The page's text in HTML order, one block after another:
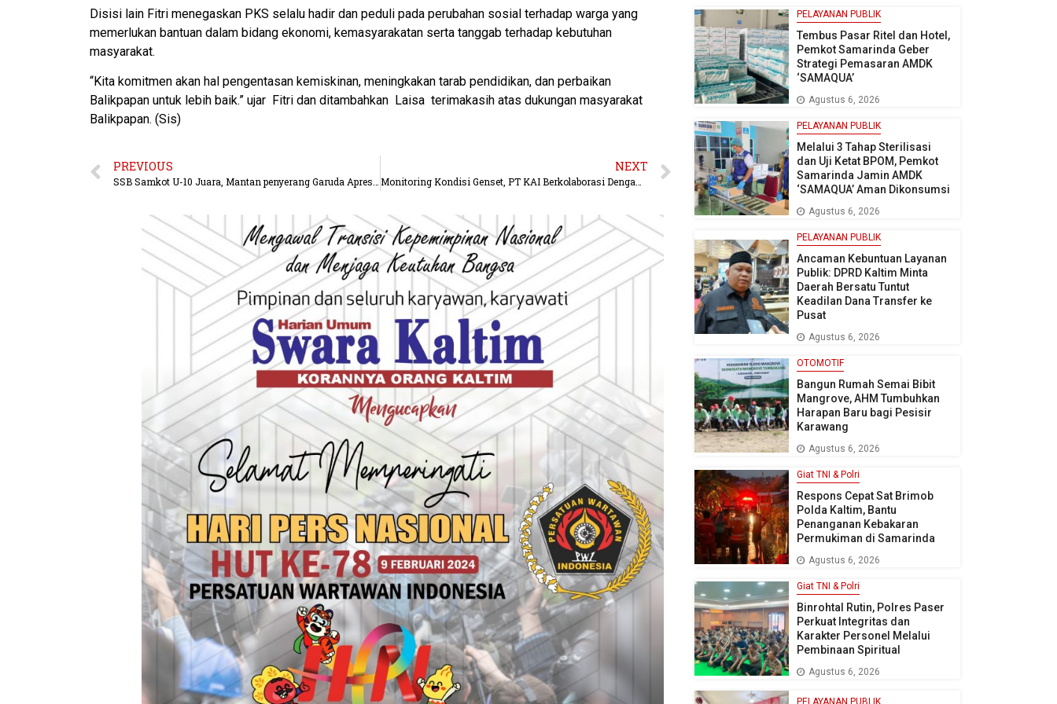
Disisi lain Fitri menegaskan PKS selalu hadir dan peduli pada perubahan sosial terhadap warga yang
memerlukan bantuan dalam bidang ekonomi, kemasyarakatan serta tanggab terhadap kebutuhan
masyarakat.
“Kita komitmen akan hal pengentasan kemiskinan, meningkakan tarab pendidikan, dan perbaikan
Balikpapan untuk lebih baik.” ujar Fitri dan ditambahkan Laisa terimakasih atas dukungan masyarakat
Balikpapan. (Sis)
PREVIOUS
SSB Samkot U-10 Juara, Mantan penyerang Garuda Apresiasi Potensi Anak Kaltim
NEXT
Monitoring Kondisi Genset, PT KAI Berkolaborasi Dengan Telkomsel
PELAYANAN PUBLIK
Tembus Pasar Ritel dan Hotel,
Pemkot Samarinda Geber
Strategi Pemasaran AMDK
‘SAMAQUA’
Agustus 6, 2026
PELAYANAN PUBLIK
Melalui 3 Tahap Sterilisasi
dan Uji Ketat BPOM, Pemkot
Samarinda Jamin AMDK
‘SAMAQUA’ Aman Dikonsumsi
Agustus 6, 2026
PELAYANAN PUBLIK
Ancaman Kebuntuan Layanan
Publik: DPRD Kaltim Minta
Daerah Bersatu Tuntut
Keadilan Dana Transfer ke
Pusat
Agustus 6, 2026
OTOMOTIF
Bangun Rumah Semai Bibit
Mangrove, AHM Tumbuhkan
Harapan Baru bagi Pesisir
Karawang
Agustus 6, 2026
Giat TNI & Polri
Respons Cepat Sat Brimob
Polda Kaltim, Bantu
Penanganan Kebakaran
Permukiman di Samarinda
Agustus 6, 2026
Giat TNI & Polri
Binrohtal Rutin, Polres Paser
Perkuat Integritas dan
Karakter Personel Melalui
Pembinaan Spiritual
Agustus 6, 2026
PELAYANAN PUBLIK